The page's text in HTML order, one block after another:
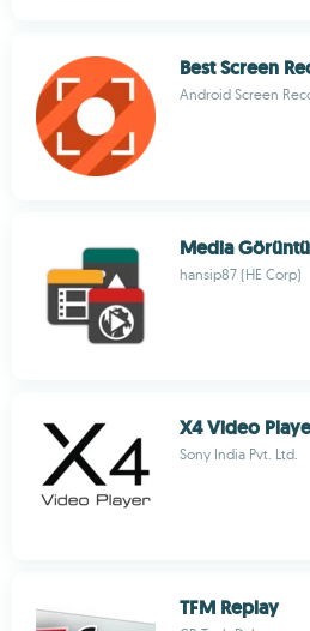
Best Screen
Android Screen
Media
hansip87 (HE Corp)
X4 Video
Sony India Pvt. Ltd.
TFM Replay